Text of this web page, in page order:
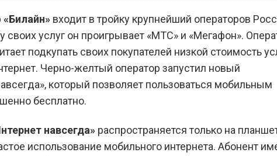
«Билайн» начал
раздавать мобильный
«Билайн» входит в тройку крупнейший операторов
своих услуг он проигрывает «МТС» и «Мегафон».
подкупать своих покупателей низкой стоимость
Черно-желтый оператор запустил новый
который позволяет пользоваться мобильным
бесплатно.
навсегда» распространяется только на
использование мобильного интернета. Абонент